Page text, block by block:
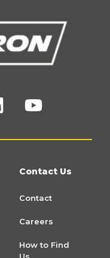
Contact Us
Contact
Careers
How to Find